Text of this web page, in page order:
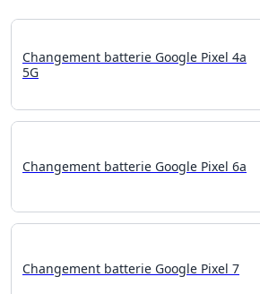
Changement batterie Google Pixel 4a
5G
Changement batterie Google Pixel 6a
Changement batterie Google Pixel 7